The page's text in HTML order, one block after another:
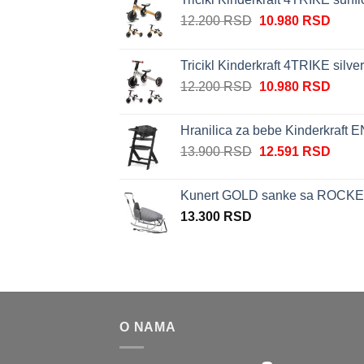
12.200RSD Originalna
bila:
12.200 RSD.
10.980 RSD
Tricikl Kinderkraft 4TRIKE
12.200RSD Originalna
bila:
12.200 RSD.
10.980 RSD
Hranilica za bebe Kinderkraft
13.900RSD Originalna
bila:
12.591 RSD
Kunert GOLD sanke sa
13.300 RSD
O NAMA